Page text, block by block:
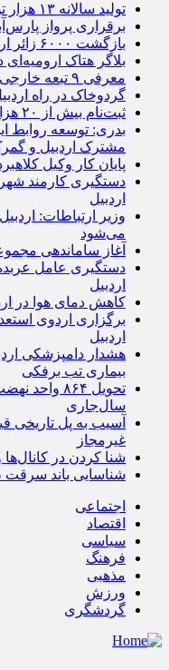
تولید سالانه ۱۳ هزار تن عسل در اردبیل
برقراری پرواز
بازگشت ۶۰۰۰ زائر اربعین به اردبیل
بلاگر هتاک
معرفی ۹ تبعه خارجی غیرمجاز به مراجع قضایی در اردبیل
گردوخاک در راه
ثبت‌نام بیش از ۲۰ هزار زائر اربعین از اردبیل
بدری: توسعه روابط
مشترک اردبیل و
پایان کار وکیل
دستگیری کارمند
اردبیل
وزیر ارتباطات:
می‌شود
آغاز ساماندهی
دستگیری عامل
اردبیل
کاهش دمای هوا در
اردبیل
هشدار دامپزشکی
بیماری تب برفکی
تحویل ۸۶۴
سال‌جاری
آسیب به پل تاریخی
غیرمجاز
شنا کردن در
شناسایی باند سرقت
اجتماعی
اقتصاد
سیاسی
فرهنگ
مذهبی
ورزش
گردشگری